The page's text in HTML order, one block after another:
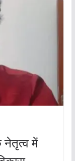
नेतृत्व में